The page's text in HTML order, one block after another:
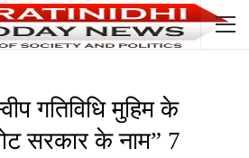
गतिविधि मुहिम के
सरकार के नाम” 7